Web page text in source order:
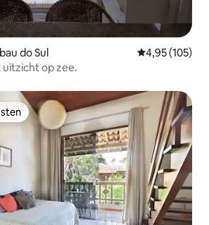
do Sul Gemiddelde
4,95 (105)
op zee.